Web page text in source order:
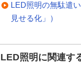
LED照明の無駄遣
見せる化」）
LED照明に関連す